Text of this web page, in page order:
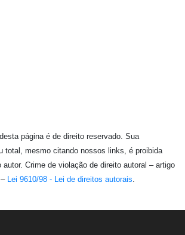
página é de direito reservado. Sua
total, mesmo citando nossos links, é proibida
Crime de violação de direito autoral – artigo
Lei 9610/98 - Lei de direitos autorais.